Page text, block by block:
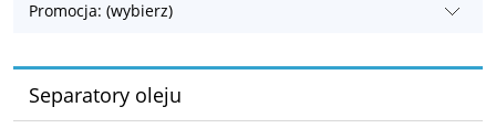
Promocja: (wybierz)
Separatory oleju